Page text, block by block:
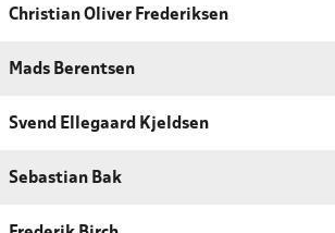
Christian Oliver Frederiksen
Mads Berentsen
Svend Ellegaard Kjeldsen
Sebastian Bak